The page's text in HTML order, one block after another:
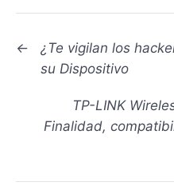
←
¿Te vigilan los
su Dispositivo
TP-LINK
Finalidad,